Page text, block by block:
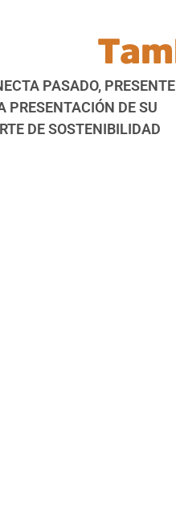
PASADO,
PRESENTACIÓN DE SU
DE SOSTENIBILIDAD